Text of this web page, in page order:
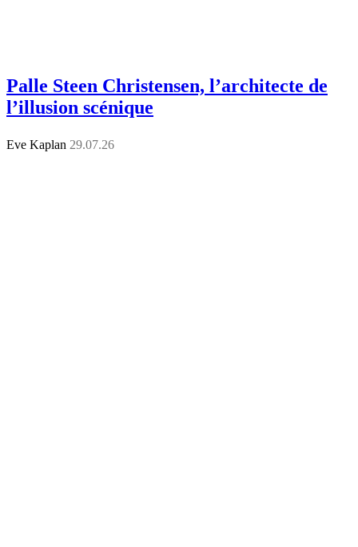
Palle Steen Christensen, l’architecte de
l’illusion scénique
Eve Kaplan 29.07.26